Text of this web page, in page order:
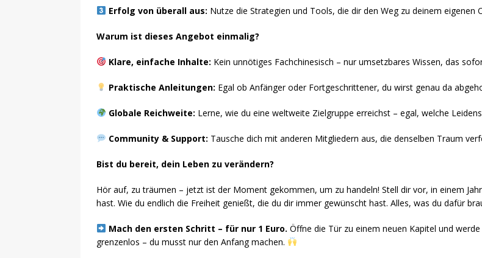
Erfolg von überall aus: Nutze die Strategien und Tools, die dir den Weg zu deinem eigenen
Warum ist dieses Angebot einmalig?
Klare, einfache Inhalte: Kein unnötiges Fachchinesisch – nur umsetzbares Wissen, das
Praktische Anleitungen: Egal ob Anfänger oder Fortgeschrittener, du wirst genau da
Globale Reichweite: Lerne, wie du eine weltweite Zielgruppe erreichst – egal, welche
Community & Support: Tausche dich mit anderen Mitgliedern aus, die denselben Traum
Bist du bereit, dein Leben zu verändern?
Hör auf, zu träumen – jetzt ist der Moment gekommen, um zu handeln! Stell dir vor, in einem
hast. Wie du endlich die Freiheit genießt, die du dir immer gewünscht hast. Alles, was du dafür
Mach den ersten Schritt – für nur 1 Euro. Öffne die Tür zu einem neuen Kapitel und
grenzenlos – du musst nur den Anfang machen.